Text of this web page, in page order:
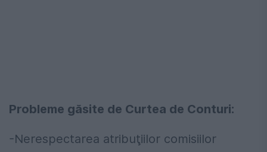
Probleme găsite de Curtea de Conturi:
-Nerespectarea atribuţiilor comisiilor